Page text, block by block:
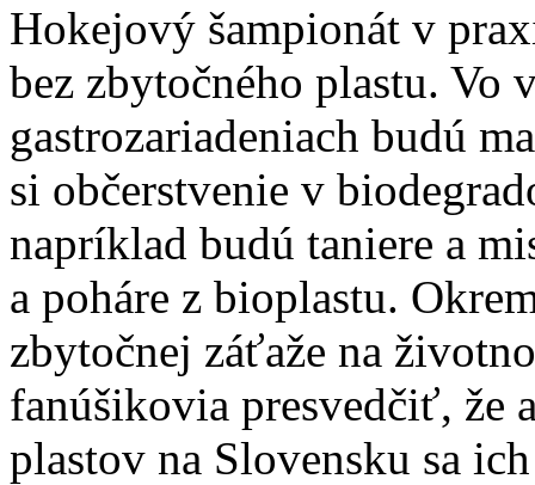
Hokejový šampionát v
bez zbytočného plastu. Vo
gastrozariadeniach budú
si občerstvenie v
napríklad budú taniere a
a poháre z bioplastu.
zbytočnej záťaže na
fanúšikovia presvedčiť, že
plastov na Slovensku sa